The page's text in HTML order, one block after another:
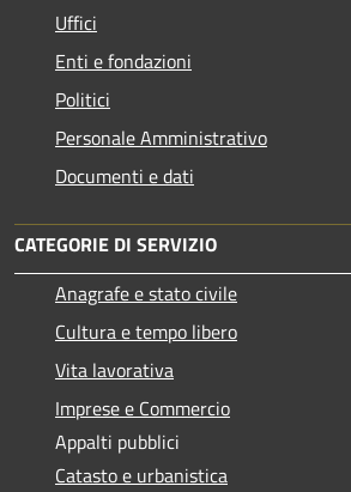
Uffici
Enti e fondazioni
Politici
Personale Amministrativo
Documenti e dati
CATEGORIE DI SERVIZIO
Anagrafe e stato civile
Cultura e tempo libero
Vita lavorativa
Imprese e Commercio
Appalti pubblici
Catasto e urbanistica